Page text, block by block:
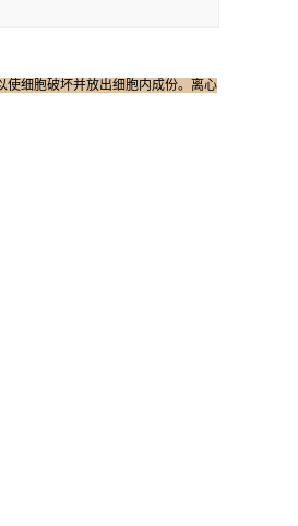
使细胞破坏并放出细胞内成份。离心